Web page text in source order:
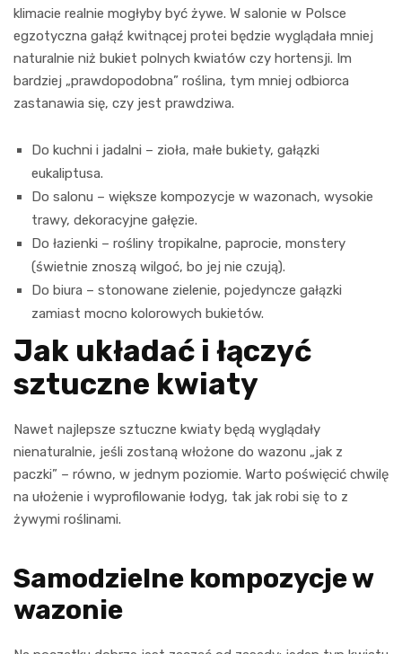
klimacie realnie mogłyby być żywe. W salonie w Polsce
egzotyczna gałąź kwitnącej protei będzie wyglądała mniej
naturalnie niż bukiet polnych kwiatów czy hortensji. Im
bardziej „prawdopodobna” roślina, tym mniej odbiorca
zastanawia się, czy jest prawdziwa.
Do kuchni i jadalni – zioła, małe bukiety, gałązki
eukaliptusa.
Do salonu – większe kompozycje w wazonach, wysokie
trawy, dekoracyjne gałęzie.
Do łazienki – rośliny tropikalne, paprocie, monstery
(świetnie znoszą wilgoć, bo jej nie czują).
Do biura – stonowane zielenie, pojedyncze gałązki
zamiast mocno kolorowych bukietów.
Jak układać i łączyć
sztuczne kwiaty
Nawet najlepsze sztuczne kwiaty będą wyglądały
nienaturalnie, jeśli zostaną włożone do wazonu „jak z
paczki” – równo, w jednym poziomie. Warto poświęcić chwilę
na ułożenie i wyprofilowanie łodyg, tak jak robi się to z
żywymi roślinami.
Samodzielne kompozycje w
wazonie